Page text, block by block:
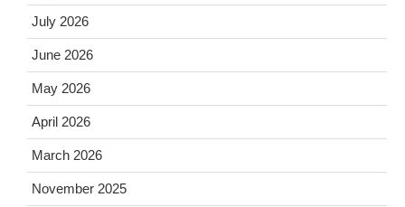
July 2026
June 2026
May 2026
April 2026
March 2026
November 2025